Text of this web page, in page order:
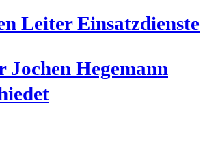
Lei­ter Einsatzdienste
Jochen Hege­mann